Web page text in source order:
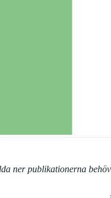
ner publikationerna